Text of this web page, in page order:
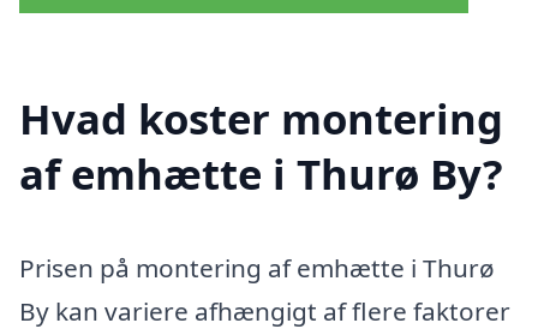
Hvad koster montering
af emhætte i Thurø By?
Prisen på montering af emhætte i Thurø
By kan variere afhængigt af flere faktorer